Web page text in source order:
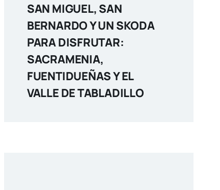
SAN MIGUEL, SAN
BERNARDO Y UN SKODA
PARA DISFRUTAR:
SACRAMENIA,
FUENTIDUEÑAS Y EL
VALLE DE TABLADILLO